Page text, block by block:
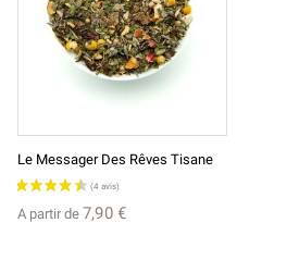
Le Messager Des Rêves Tisane
A partir de 7,90 €